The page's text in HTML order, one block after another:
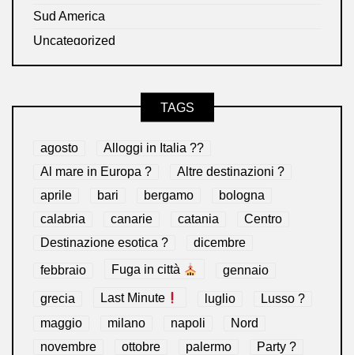
Sud America
Uncategorized
TAGS
agosto
Alloggi in Italia ??
Al mare in Europa ?️
Altre destinazioni ?
aprile
bari bergamo
bologna
calabria
canarie catania
Centro
Destinazione esotica ?
dicembre
febbraio Fuga in città gennaio
grecia Last Minute luglio
Lusso ?
maggio
milano napoli
Nord
novembre
ottobre palermo
Party ?